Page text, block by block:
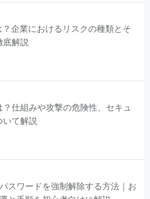
企業におけるリスクの種類とそ
底解説
仕組みや攻撃の危険性、セキュ
いて解説
スワードを強制解除する方法｜お